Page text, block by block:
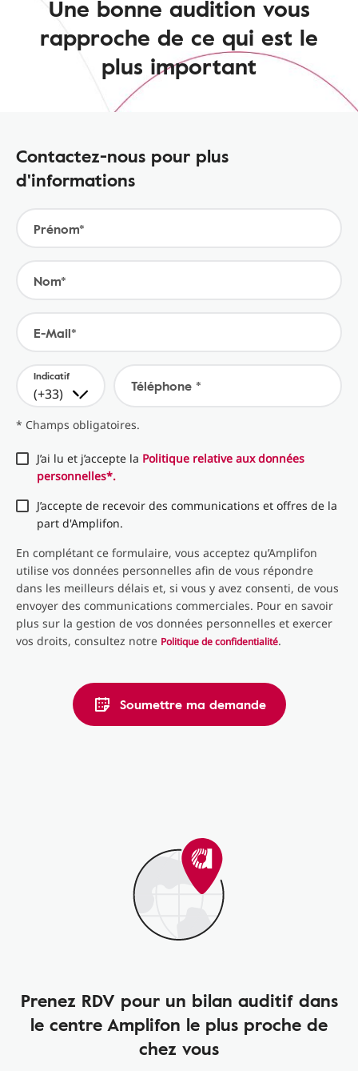
Une bonne audition vous
rapproche de ce qui est le
plus important
Contactez-nous pour plus
d'informations
Prénom*
Nom*
E-Mail*
Indicatif
(+33) Téléphone *
* Champs obligatoires.
J’ai lu et j’accepte la Politique relative aux données
personnelles*.
J’accepte de recevoir des communications et offres de la
part d'Amplifon.
En complétant ce formulaire, vous acceptez qu’Amplifon
utilise vos données personnelles afin de vous répondre
dans les meilleurs délais et, si vous y avez consenti, de vous
envoyer des communications commerciales. Pour en savoir
plus sur la gestion de vos données personnelles et exercer
vos droits, consultez notre Politique de confidentialité.
Soumettre ma demande
Prenez RDV pour un bilan auditif dans
le centre Amplifon le plus proche de
chez vous